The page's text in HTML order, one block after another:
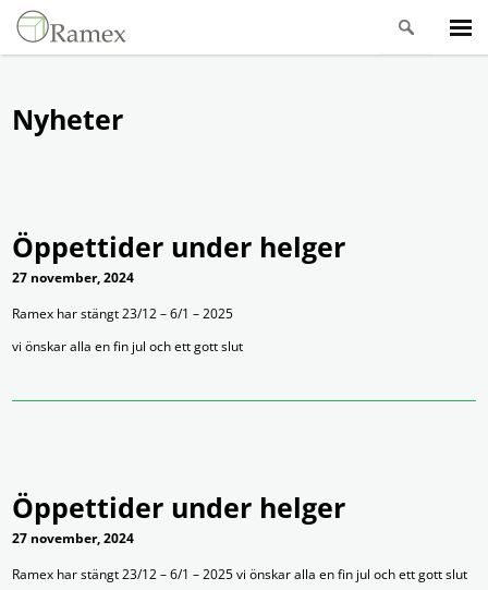
Nyheter
Öppettider under helger
27 november, 2024
Ramex har stängt 23/12 – 6/1 – 2025
vi önskar alla en fin jul och ett gott slut
Öppettider under helger
27 november, 2024
Ramex har stängt 23/12 – 6/1 – 2025 vi önskar alla en fin jul och ett gott slut